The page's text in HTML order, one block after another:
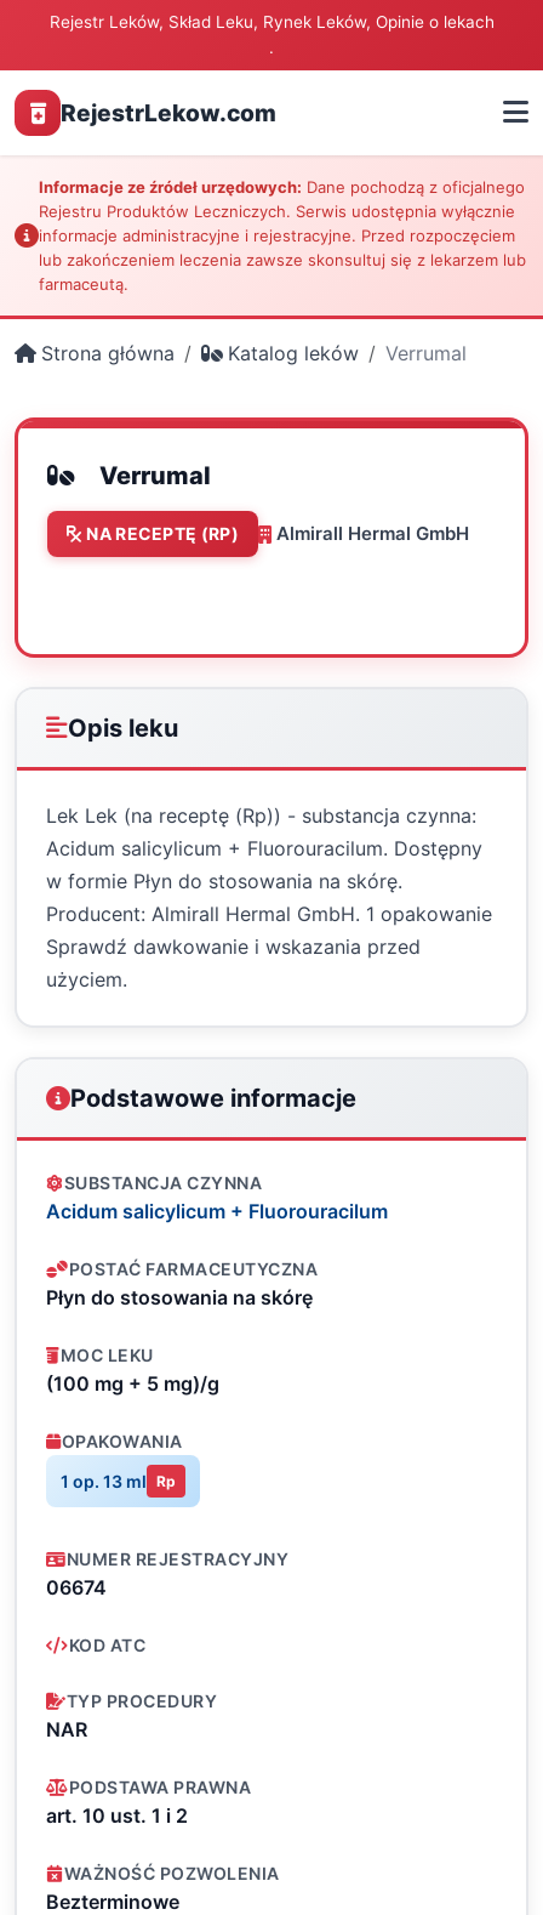
Rejestr Leków, Skład Leku, Rynek Leków, Opinie o lekach
.
RejestrLekow.com
Informacje ze źródeł urzędowych: Dane pochodzą z oficjalnego
Rejestru Produktów Leczniczych. Serwis udostępnia wyłącznie
informacje administracyjne i rejestracyjne. Przed rozpoczęciem
lub zakończeniem leczenia zawsze skonsultuj się z lekarzem lub
farmaceutą.
Strona główna Katalog leków Verrumal
Verrumal
NA RECEPTĘ (RP) Almirall Hermal GmbH
Opis leku
Lek Lek (na receptę (Rp)) - substancja czynna:
Acidum salicylicum + Fluorouracilum. Dostępny
w formie Płyn do stosowania na skórę.
Producent: Almirall Hermal GmbH. 1 opakowanie
Sprawdź dawkowanie i wskazania przed
użyciem.
Podstawowe informacje
SUBSTANCJA CZYNNA
Acidum salicylicum + Fluorouracilum
POSTAĆ FARMACEUTYCZNA
Płyn do stosowania na skórę
MOC LEKU
(100 mg + 5 mg)/g
OPAKOWANIA
1 op. 13 ml Rp
NUMER REJESTRACYJNY
06674
KOD ATC
TYP PROCEDURY
NAR
PODSTAWA PRAWNA
art. 10 ust. 1 i 2
WAŻNOŚĆ POZWOLENIA
Bezterminowe